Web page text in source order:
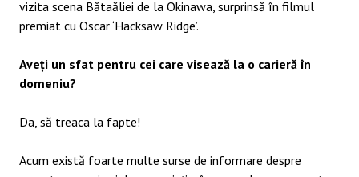
vizita scena Bătaăliei de la Okinawa, surprinsă în filmul
premiat cu Oscar ‘Hacksaw Ridge’.
Aveți un sfat pentru cei care visează la o carieră în
domeniu?
Da, să treaca la fapte!
Acum există foarte multe surse de informare despre